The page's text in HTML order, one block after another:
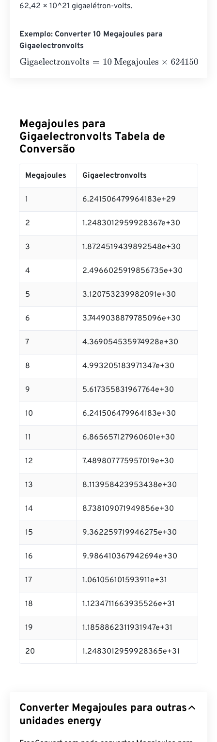
62,42 × 10^21 gigaelétron-volts.
Exemplo: Converter 10 Megajoules para
Gigaelectronvolts
Gigaelectronvolts=10 Megajoules×
Megajoules para
Gigaelectronvolts Tabela de
Conversão
Megajoules Gigaelectronvolts
1 6.241506479964183e+29
2 1.2483012959928367e+30
3 1.8724519439892548e+30
4 2.4966025919856735e+30
5 3.120753239982091e+30
6 3.7449038879785096e+30
7 4.369054535974928e+30
8 4.993205183971347e+30
9 5.617355831967764e+30
10 6.241506479964183e+30
11 6.865657127960601e+30
12 7.489807775957019e+30
13 8.113958423953438e+30
14 8.738109071949856e+30
15 9.362259719946275e+30
16 9.986410367942694e+30
17 1.061056101593911e+31
18 1.1234711663935526e+31
19 1.1858862311931947e+31
20 1.2483012959928365e+31
Converter Megajoules para outras
unidades energy